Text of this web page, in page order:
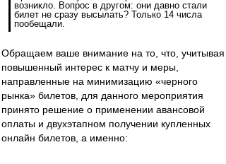
возникло. Вопрос в другом: они давно стали
билет не сразу высылать? Только 14 числа
пообещали.
Обращаем ваше внимание на то, что, учитывая
повышенный интерес к матчу и меры,
направленные на минимизацию «черного
рынка» билетов, для данного мероприятия
принято решение о применении авансовой
оплаты и двухэтапном получении купленных
онлайн билетов, а именно: